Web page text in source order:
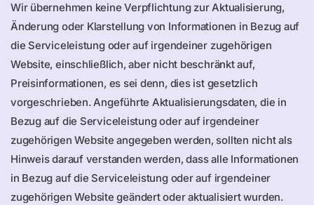
Wir übernehmen keine Verpflichtung zur Aktualisierung,
Änderung oder Klarstellung von Informationen in Bezug auf
die Serviceleistung oder auf irgendeiner zugehörigen
Website, einschließlich, aber nicht beschränkt auf,
Preisinformationen, es sei denn, dies ist gesetzlich
vorgeschrieben. Angeführte Aktualisierungsdaten, die in
Bezug auf die Serviceleistung oder auf irgendeiner
zugehörigen Website angegeben werden, sollten nicht als
Hinweis darauf verstanden werden, dass alle Informationen
in Bezug auf die Serviceleistung oder auf irgendeiner
zugehörigen Website geändert oder aktualisiert wurden.